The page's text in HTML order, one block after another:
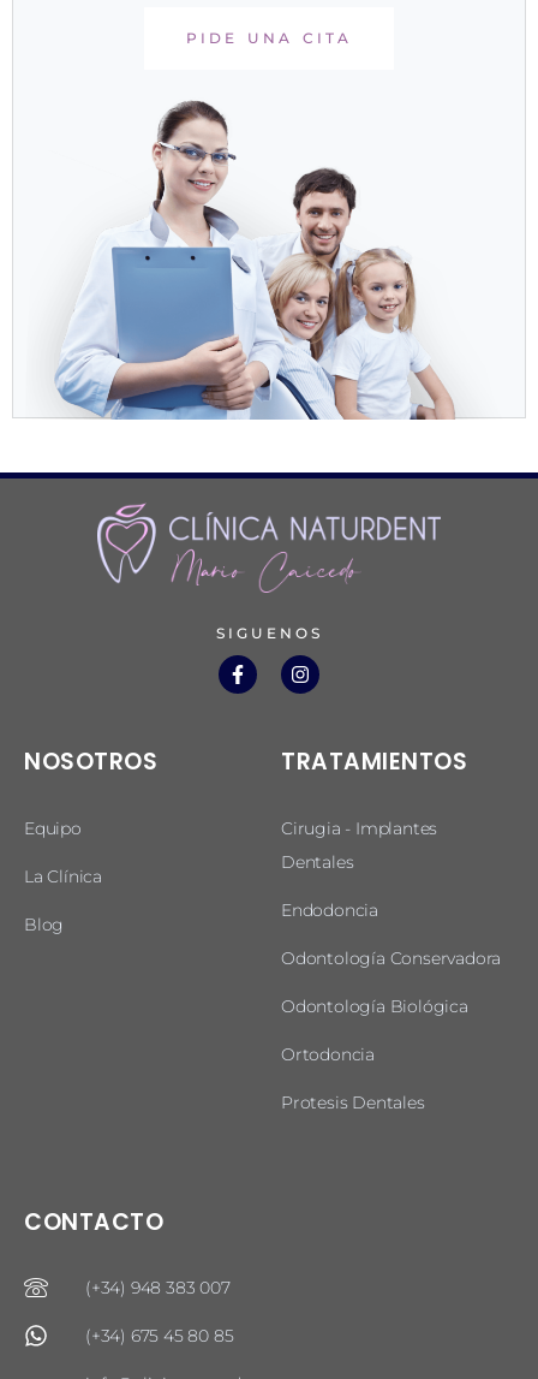
PIDE UNA CITA
SIGUENOS
NOSOTROS
Equipo
La Clínica
Blog
TRATAMIENTOS
Cirugia - Implantes
Dentales
Endodoncia
Odontología Conservadora
Odontología Biológica
Ortodoncia
Protesis Dentales
CONTACTO
(+34) 948 383 007
(+34) 675 45 80 85